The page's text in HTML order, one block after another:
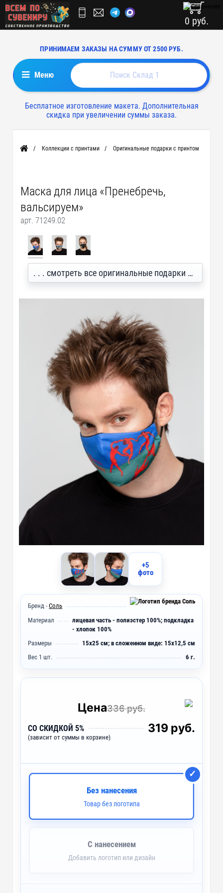
ПРИНИМАЕМ ЗАКАЗЫ НА СУММУ ОТ 2500 РУБ.
0 руб.
Меню
Бесплатное изготовление макета. Дополнительная
скидка при увеличении суммы заказа.
Главная Коллекции с принтами Оригинальные подарки с принтом
Маска для лица «Пренебречь,
вальсируем»
арт. 71249.02
. . . смотреть все оригинальные подарки с принтом
+5
фото
Бренд -Соль
Материал
лицевая часть - полиэстер 100%; подкладка
- хлопок 100%
Размеры
15x25 см; в сложенном виде: 15x12,5 см
Вес 1 шт.
6 г.
Цена336 руб.
СО СКИДКОЙ 5%
(зависит от суммы в корзине)
319 руб.
Без нанесения
Товар без логотипа
С нанесением
Добавить логотип или дизайн